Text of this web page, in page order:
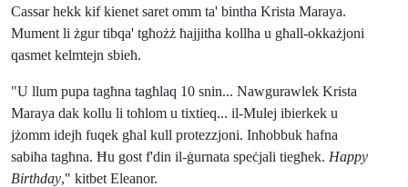
Cassar hekk kif kienet saret omm ta' bintha Krista Maraya.
Mument li żgur tibqa' tgħożż ħajjitha kollha u għall-okkażjoni
qasmet kelmtejn sbieħ.
"U llum pupa tagħna tagħlaq 10 snin... Nawgurawlek Krista
Maraya dak kollu li toħlom u tixtieq... il-Mulej ibierkek u
jżomm idejh fuqek għal kull protezzjoni. Inħobbuk ħafna
sabiħa tagħna. Ħu gost f'din il-ġurnata speċjali tiegħek. Happy
Birthday," kitbet Eleanor.